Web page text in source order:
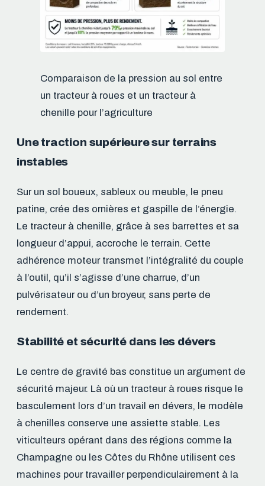
Comparaison de la pression au sol entre
un tracteur à roues et un tracteur à
chenille pour l’agriculture
Une traction supérieure sur terrains
instables
Sur un sol boueux, sableux ou meuble, le pneu
patine, crée des ornières et gaspille de l’énergie.
Le tracteur à chenille, grâce à ses barrettes et sa
longueur d’appui, accroche le terrain. Cette
adhérence moteur transmet l’intégralité du couple
à l’outil, qu’il s’agisse d’une charrue, d’un
pulvérisateur ou d’un broyeur, sans perte de
rendement.
Stabilité et sécurité dans les dévers
Le centre de gravité bas constitue un argument de
sécurité majeur. Là où un tracteur à roues risque le
basculement lors d’un travail en dévers, le modèle
à chenilles conserve une assiette stable. Les
viticulteurs opérant dans des régions comme la
Champagne ou les Côtes du Rhône utilisent ces
machines pour travailler perpendiculairement à la